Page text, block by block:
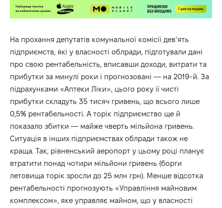
На прохання депутатів комунальної комісії дев’ять
підприємств, які у власності облради, підготували дані
про свою рентабельність, вписавши доходи, витрати та
прибутки за минулі роки і прогнозовані — на 2019-й. За
підрахунками «Аптеки Ліки», цього року її чисті
прибутки складуть 35 тисяч гривень, що всього лише
0,5% рентабельності. А торік підприємство ще й
показало збитки — майже чверть мільйона гривень.
Ситуація в інших підприємствах облради також не
краща. Так, рівненський аеропорт у цьому році планує
втратити понад чотири мільйони гривень (борги
летовища торік зросли до 25 млн грн). Менше відсотка
рентабельності прогнозують «Управління майновим
комплексом», яке управляє майном, що у власності